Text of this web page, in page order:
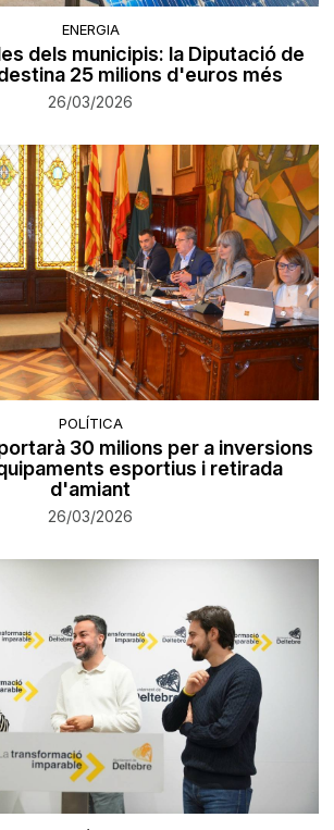
ENERGIA
dels municipis: la Diputació de
25 milions d'euros més
26/03/2026
POLÍTICA
30 milions per a inversions
esportius i retirada
d'amiant
26/03/2026